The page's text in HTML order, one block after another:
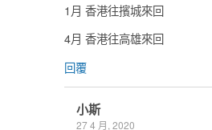
1月 香港往擯城來回
4月 香港往高雄來回
回覆
小斯
27 4 月, 2020